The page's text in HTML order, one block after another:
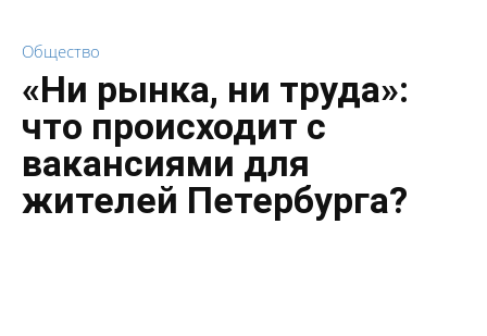
Общество
«Ни рынка, ни труда»:
что происходит с
вакансиями для
жителей Петербурга?